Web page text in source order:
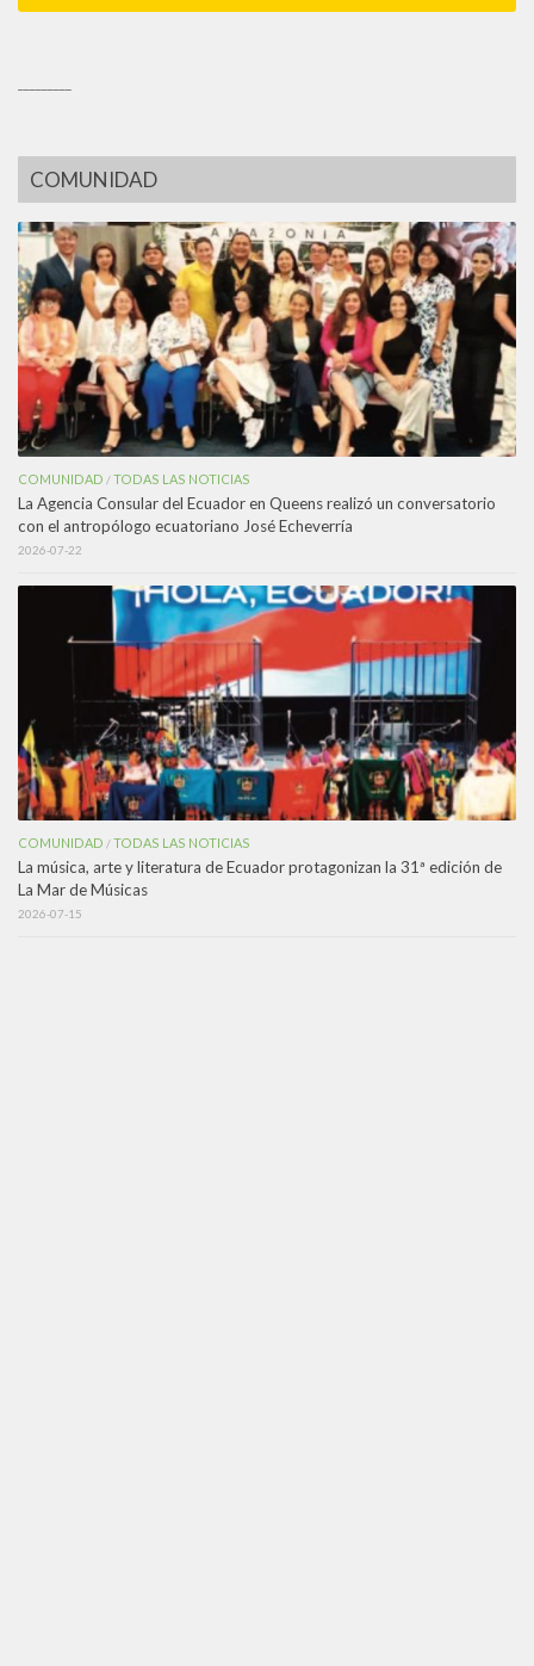
COMUNIDAD
COMUNIDAD /TODAS LAS NOTICIAS
La Agencia Consular del Ecuador en Queens realizó un conversatorio
con el antropólogo ecuatoriano José Echeverría
2026-07-22
COMUNIDAD /TODAS LAS NOTICIAS
La música, arte y literatura de Ecuador protagonizan la 31ª edición de
La Mar de Músicas
2026-07-15